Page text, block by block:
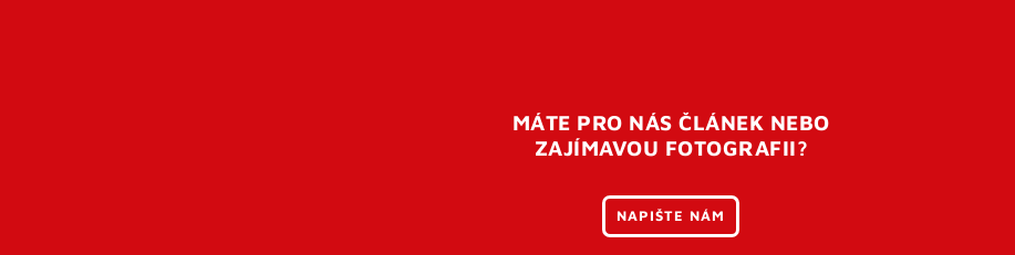
MÁTE PRO NÁS ČLÁNEK NEBO
ZAJÍMAVOU FOTOGRAFII?
NAPIŠTE NÁM